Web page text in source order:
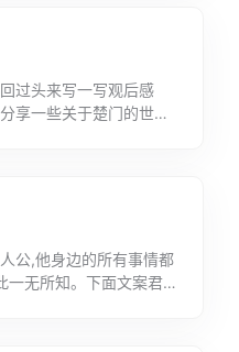
过头来写一写观后感
享一些关于楚门的世界
公,他身边的所有事情都
无所知。下面文案君给